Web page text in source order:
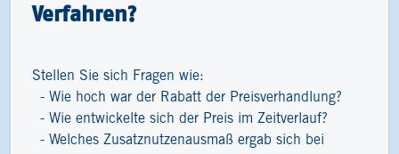
Verfahren?
Stellen Sie sich Fragen wie:
Wie hoch war der Rabatt der Preisverhandlung?
Wie entwickelte sich der Preis im Zeitverlauf?
Welches Zusatznutzenausmaß ergab sich bei